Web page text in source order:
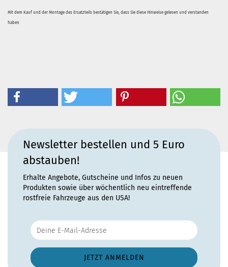
Mit dem Kauf und der Montage des Ersatzteils bestätigen Sie, dass Sie diese Hinweise gelesen und verstanden
haben
Newsletter bestellen und 5 Euro
abstauben!
Erhalte Angebote, Gutscheine und Infos zu neuen
Produkten sowie über wöchentlich neu eintreffende
rostfreie Fahrzeuge aus den USA!